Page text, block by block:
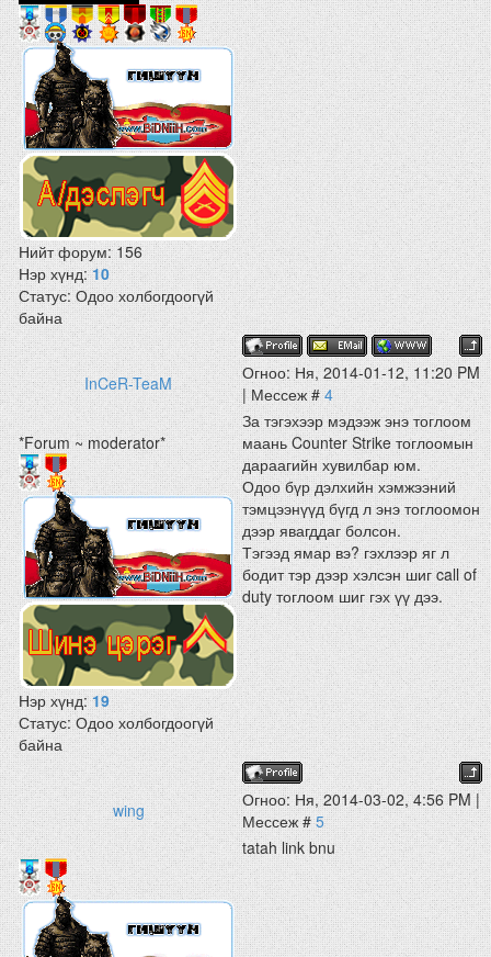
Нийт форум:156
Нэр хүнд:10
Статус:Одоо холбогдоогүй
байна
InCeR-TeaM
Огноо: Ня, 2014-01-12, 11:20 PM
| Мессеж #4
*Forum ~ moderator*
Нэр хүнд:19
Статус:Одоо холбогдоогүй
байна
За тэгэхээр мэдээж энэ тоглоом
маань Counter Strike тоглоомын
дараагийн хувилбар юм.
Одоо бүр дэлхийн хэмжээний
тэмцээнүүд бүгд л энэ тоглоомон
дээр явагддаг болсон.
Тэгээд ямар вэ? гэхлээр яг л
бодит тэр дээр хэлсэн шиг call of
duty тоглоом шиг гэх үү дээ.
wing
Огноо: Ня, 2014-03-02, 4:56 PM |
Мессеж #5
tatah link bnu